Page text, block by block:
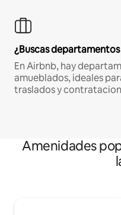
¿Buscas
En Airbnb, hay
amueblados, ideales
traslados y
Amenidades